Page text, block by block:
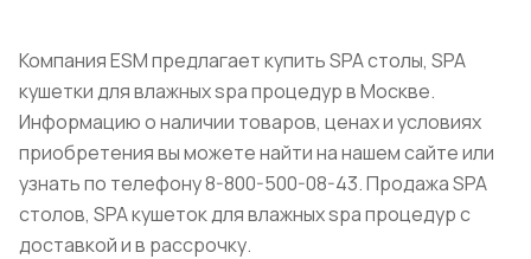
Компания ESM предлагает купить SPA столы, SPA
кушетки для влажных spa процедур в Москве.
Информацию о наличии товаров, ценах и условиях
приобретения вы можете найти на нашем сайте или
узнать по телефону 8-800-500-08-43. Продажа SPA
столов, SPA кушеток для влажных spa процедур с
доставкой и в рассрочку.